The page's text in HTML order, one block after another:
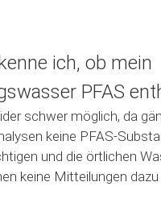
ich, ob mein
PFAS
schwer möglich, da
keine PFAS-
und die örtlichen
keine Mitteilungen dazu